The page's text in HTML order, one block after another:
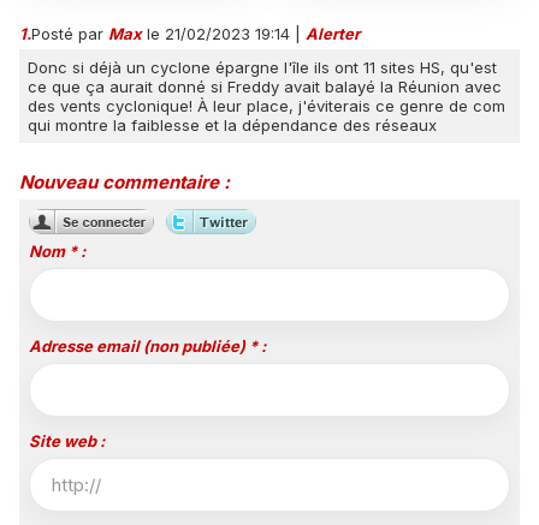
majeur pour beIN Sports
1.Posté par Max le 21/02/2023 19:14
Alerter
Donc si déjà un cyclone épargne l'île ils ont 11 sites HS, qu'est
ce que ça aurait donné si Freddy avait balayé la Réunion avec
des vents cyclonique! À leur place, j'éviterais ce genre de com
qui montre la faiblesse et la dépendance des réseaux
Nouveau commentaire :
Nom * :
Adresse email (non publiée) * :
Site web :